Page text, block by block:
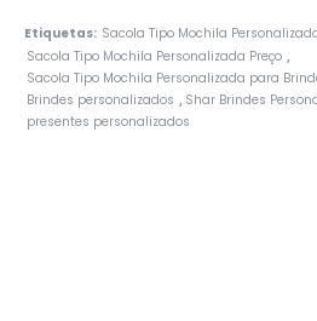
Etiquetas: Sacola Tipo Mochila
Sacola Tipo Mochila Personalizada Preço ,
Sacola Tipo Mochila Personalizada para
Brindes personalizados , Shar Brindes
presentes personalizados